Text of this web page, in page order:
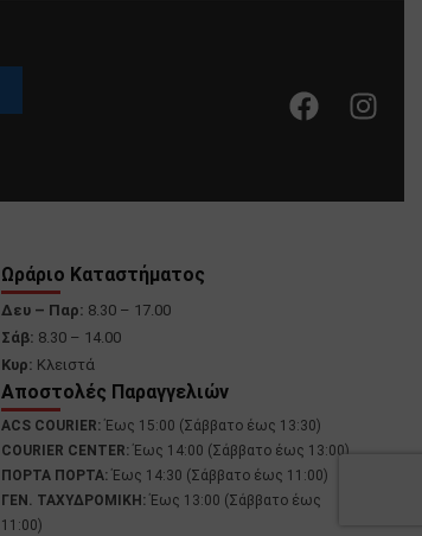
Ωράριο Καταστήματος
Δευ – Παρ: 8.30 – 17.00
Σάβ: 8.30 – 14.00
Κυρ: Κλειστά
Αποστολές Παραγγελιών
ACS COURIER: Έως 15:00 (Σάββατο έως 13:30)
COURIER CENTER: Έως 14:00 (Σάββατο έως 13:00)
ΠΟΡΤΑ ΠΟΡΤΑ: Έως 14:30 (Σάββατο έως 11:00)
ΓΕΝ. ΤΑΧΥΔΡΟΜΙΚΗ: Έως 13:00 (Σάββατο έως
11:00)